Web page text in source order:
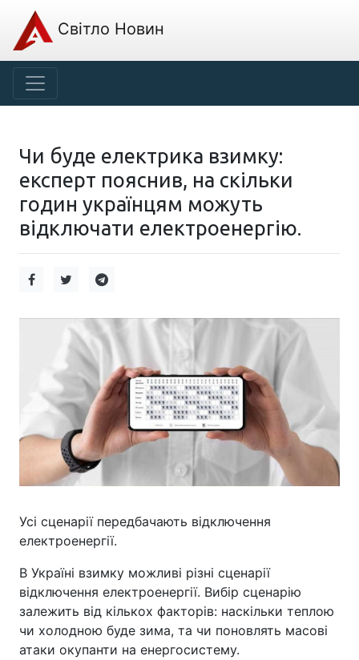
Світло Новин
Чи буде електрика взимку:
експерт пояснив, на скільки
годин українцям можуть
відключати електроенергію.
Усі сценарії передбачають відключення
електроенергії.
В Україні взимку можливі різні сценарії
відключення електроенергії. Вибір сценарію
залежить від кількох факторів: наскільки теплою
чи холодною буде зима, та чи поновлять масові
атаки окупанти на енергосистему.